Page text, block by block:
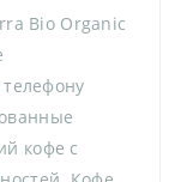
Bio Organic
кофе с